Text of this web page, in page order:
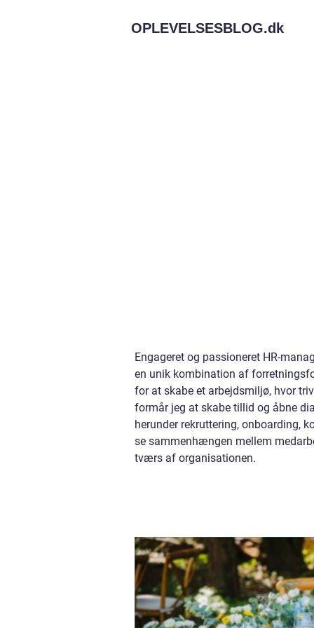
OPLEVELSESBLOG.dk
Engageret og passioneret HR-
en unik kombination af
for at skabe et arbejdsmiljø, hvor
formår jeg at skabe tillid og åbne
herunder rekruttering, onboarding,
se sammenhængen mellem
tværs af organisationen.